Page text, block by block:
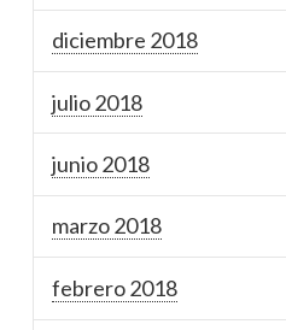
diciembre 2018
julio 2018
junio 2018
marzo 2018
febrero 2018